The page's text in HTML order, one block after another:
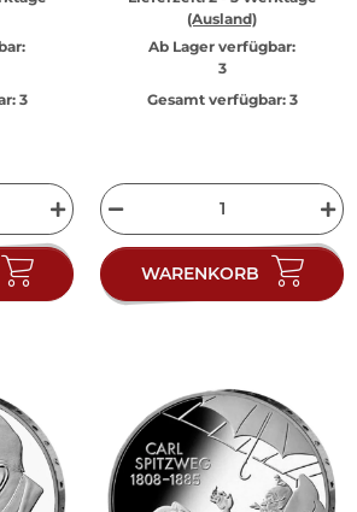
3
(Ausland)
Ab Lager verfügbar:
3
Gesamt verfügbar:3
WARENKORB